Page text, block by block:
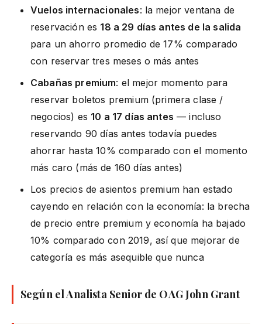
Vuelos internacionales: la mejor ventana de
reservación es 18 a 29 días antes de la salida
para un ahorro promedio de 17% comparado
con reservar tres meses o más antes
Cabañas premium: el mejor momento para
reservar boletos premium (primera clase /
negocios) es 10 a 17 días antes — incluso
reservando 90 días antes todavía puedes
ahorrar hasta 10% comparado con el momento
más caro (más de 160 días antes)
Los precios de asientos premium han estado
cayendo en relación con la economía: la brecha
de precio entre premium y economía ha bajado
10% comparado con 2019, así que mejorar de
categoría es más asequible que nunca
Según el Analista Senior de OAG John Grant